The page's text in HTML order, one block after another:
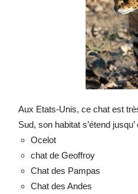
Aux Etats-Unis, ce chat est
Sud, son habitat s’étend
Ocelot
chat de Geoffroy
Chat des Pampas
Chat des Andes